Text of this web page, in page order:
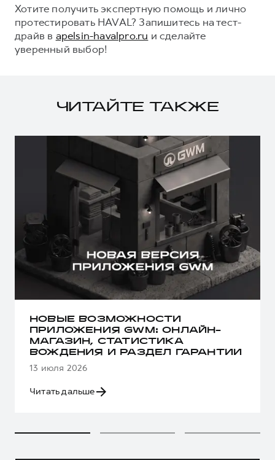
Хотите получить экспертную помощь и лично
протестировать HAVAL? Запишитесь на тест-
драйв в apelsin-havalpro.ru и сделайте
уверенный выбор!
ЧИТАЙТЕ ТАКЖЕ
НОВЫЕ ВОЗМОЖНОСТИ
ПРИЛОЖЕНИЯ GWM: ОНЛАЙН-
МАГАЗИН, СТАТИСТИКА
ВОЖДЕНИЯ И РАЗДЕЛ ГАРАНТИИ
13 июля 2026
Читать дальше